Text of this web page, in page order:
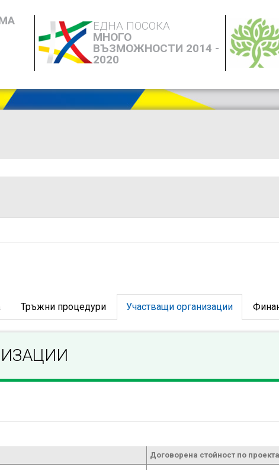
ЕДНА ПОСОКА
МНОГО
ВЪЗМОЖНОСТИ 2014 -
2020
Тръжни процедури Участващи организации
Договорена стойност по